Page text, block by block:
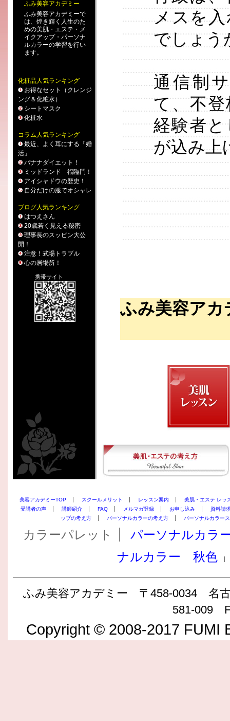
ふみ美容アカデミー
ふみ美容アカデミーで
は、煌き輝く人生のた
めの美肌・エステ ・ メ
イクアップ・ パーソナ
ルカラーの学習を行い
ます。
化粧品人気ランキング
お得なセット（クレンジ
ング＆化粧水）
シートマスク
化粧水
コラム人気ランキング
最近、よく耳にする「婚
活」
バナナダイエット！
ミッドランド 福臨門！
アイシャドウの歴史！
自分だけの服でオシャレ
ブログ人気ランキング
はつえさん
20歳若く見える秘密
理事長のスッピン大公
開！
注意！式場トラブル
心の居場所！
携帯サイト
メスを
でしょう
通信制
て、不
経験者
が込み上
ふみ美容アカ
美容アカデミーTOP スクールメリット レッスン案内
美肌・エステ レッ
受講者の声
講師紹介 FAQ メルマガ登録 お申し込み
資料請
ップの考え方
パーソナルカラーの考え方 パーソナルカラー
カラーパレット
パーソナルカラ
ナルカラー 秋色
ふみ美容アカデミー 〒458-0034 名
581-009
Copyright © 2008-2017 FUMI